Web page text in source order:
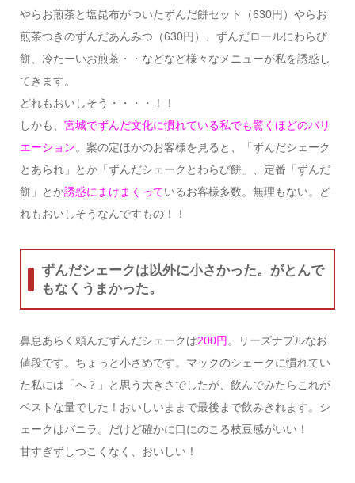
やらお煎茶と塩昆布がついたずんだ餅セット（630円）やらお
煎茶つきのずんだあんみつ（630円）、ずんだロールにわらび
餅、冷たーいお煎茶・・などなど様々なメニューが私を誘惑し
てきます。
どれもおいしそう・・・・！！
しかも、 宮城でずんだ文化に慣れている私でも驚くほどのバリ
エーション。案の定ほかのお客様を見ると、「ずんだシェーク
とあられ」とか「ずんだシェークとわらび餅」、定番「ずんだ
餅」とか誘惑にまけまくっているお客様多数。無理もない。ど
れもおいしそうなんですもの！！
ずんだシェークは以外に小さかった。がとんで
もなくうまかった。
鼻息あらく頼んだずんだシェークは200円。リーズナブルなお
値段です。ちょっと小さめです。マックのシェークに慣れてい
た私には「へ？」と思う大きさでしたが、飲んでみたらこれが
ベストな量でした！おいしいままで最後まで飲みきれます。シ
ェークはバニラ。だけど確かに口にのこる枝豆感がいい！
甘すぎずしつこくなく、おいしい！